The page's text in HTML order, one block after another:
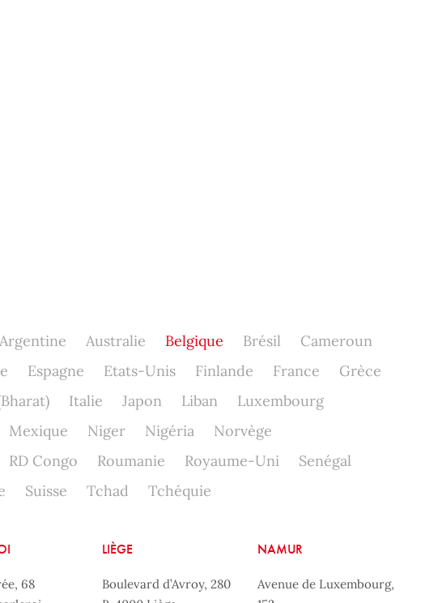
Argentine Australie Belgique Brésil
Cameroun
Espagne Etats-Unis Finlande France
Grèce
Italie Japon Liban
Luxembourg
Mexique Niger Nigéria
Norvège
RD Congo Roumanie Royaume-Uni
Senégal
Suisse Tchad Tchéquie
68
LIÈGE
Boulevard d’Avroy, 280
NAMUR
Avenue de Luxembourg,